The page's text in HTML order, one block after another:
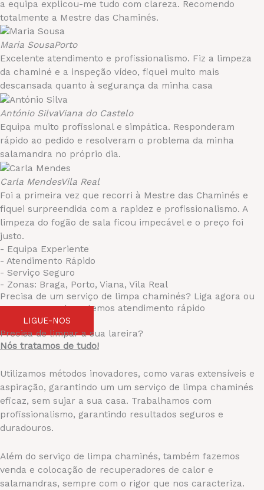
a equipa explicou-me tudo com clareza. Recomendo
totalmente a Mestre das Chaminés.
Maria SousaPorto
Excelente atendimento e profissionalismo. Fiz a limpeza
da chaminé e a inspeção vídeo, fiquei muito mais
descansada quanto à segurança da minha casa
António SilvaViana do Castelo
Equipa muito profissional e simpática. Responderam
rápido ao pedido e resolveram o problema da minha
salamandra no próprio dia.
Carla MendesVila Real
Foi a primeira vez que recorri à Mestre das Chaminés e
fiquei surpreendida com a rapidez e profissionalismo. A
limpeza do fogão de sala ficou impecável e o preço foi
justo.
- Equipa Experiente
- Atendimento Rápido
- Serviço Seguro
- Zonas: Braga, Porto, Viana, Vila Real
Precisa de um serviço de limpa chaminés? Liga agora ou
peça orçamento — temos atendimento rápido
LIGUE-NOS
Precisa de limpar a sua lareira?
Nós tratamos de tudo!
Utilizamos métodos inovadores, como varas extensíveis e
aspiração, garantindo um um serviço de limpa chaminés
eficaz, sem sujar a sua casa. Trabalhamos com
profissionalismo, garantindo resultados seguros e
duradouros.
Além do serviço de limpa chaminés, também fazemos
venda e colocação de recuperadores de calor e
salamandras, sempre com o rigor que nos caracteriza.